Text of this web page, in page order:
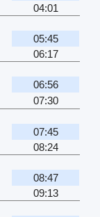
04:01
05:45
06:17
06:56
07:30
07:45
08:24
08:47
09:13